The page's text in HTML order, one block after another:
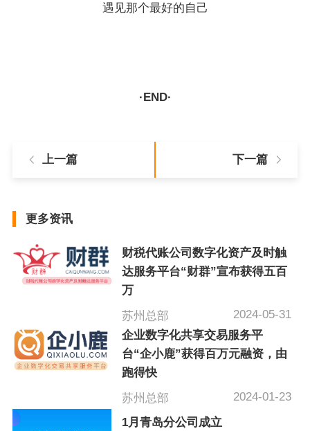
遇见那个最好的自己
·END·
上一篇 下一篇
更多资讯
财税代账公司数字化资产及时触
达服务平台“财群”宣布获得五百
万
苏州总部
2024-05-31
企业数字化共享交易服务平
台“企小鹿”获得百万元融资，由
跑得快
苏州总部
2024-01-23
1月青岛分公司成立